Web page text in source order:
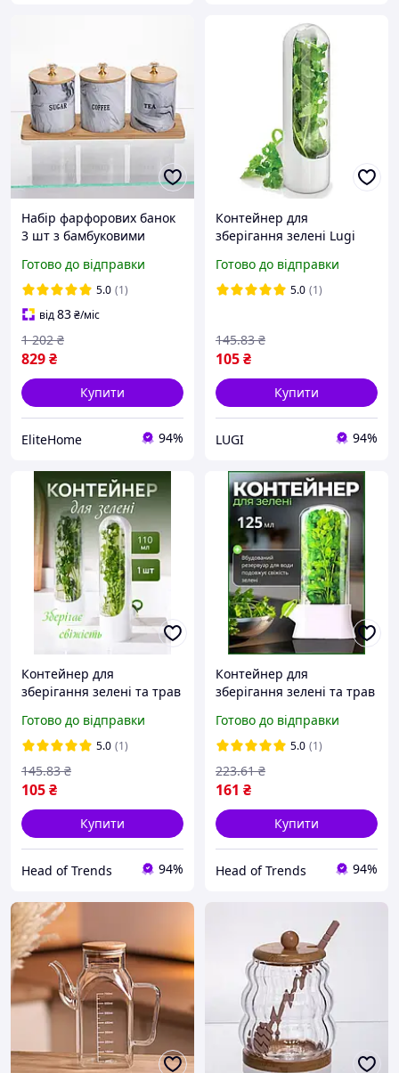
Набір фарфорових банок
3 шт з бамбуковими
чаю кави цукру сірий
контейнер для сипучих
продуктів
Готово до відправки
5.0 (1)
від83₴/міс
829₴
1 202 ₴
Купити
EliteHome 94%
Контейнер для
зберігання зелені Lugi
холодильнику, ємність
для продуктів кухонне
Готово до відправки
5.0 (1)
105₴
145.83 ₴
Купити
LUGI 94%
Контейнер для
зберігання зелені та трав
органайзер білий Fresh
Herb Saver
Готово до відправки
5.0 (1)
105₴
145.83 ₴
Купити
Head of Trends 94%
Контейнер для
зберігання зелені та трав
органайзер білий Fresh
Herb Saver
Готово до відправки
5.0 (1)
161 ₴
223.61 ₴
Купити
Head of Trends 94%